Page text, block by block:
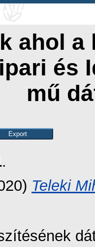
szerint
ahol
és
mű
.
Teleki